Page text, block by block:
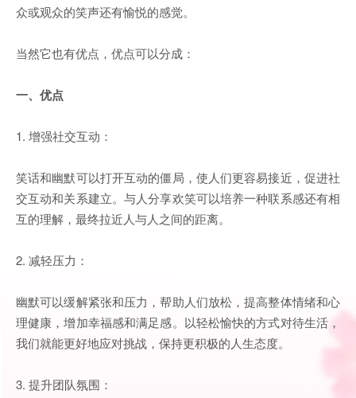
众或观众的笑声还有愉悦的感觉。
当然它也有优点，优点可以分成：
一、优点
1. 增强社交互动：
笑话和幽默可以打开互动的僵局，使人们更容易接近，促进社
交互动和关系建立。与人分享欢笑可以培养一种联系感还有相
互的理解，最终拉近人与人之间的距离。
2. 减轻压力：
幽默可以缓解紧张和压力，帮助人们放松，提高整体情绪和心
理健康，增加幸福感和满足感。以轻松愉快的方式对待生活，
我们就能更好地应对挑战，保持更积极的人生态度。
3. 提升团队氛围：